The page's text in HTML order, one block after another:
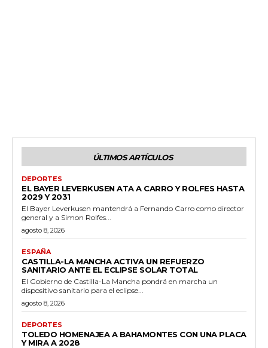
ÚLTIMOS ARTÍCULOS
DEPORTES
EL BAYER LEVERKUSEN ATA A CARRO Y ROLFES HASTA
2029 Y 2031
El Bayer Leverkusen mantendrá a Fernando Carro como director
general y a Simon Rolfes...
agosto 8, 2026
ESPAÑA
CASTILLA-LA MANCHA ACTIVA UN REFUERZO
SANITARIO ANTE EL ECLIPSE SOLAR TOTAL
El Gobierno de Castilla-La Mancha pondrá en marcha un
dispositivo sanitario para el eclipse...
agosto 8, 2026
DEPORTES
TOLEDO HOMENAJEA A BAHAMONTES CON UNA PLACA
Y MIRA A 2028